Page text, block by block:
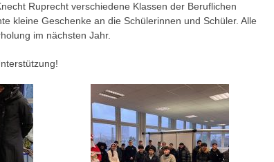
Ruprecht verschiedene Klassen der Beruflichen
kleine Geschenke an die Schülerinnen und Schüler. Alle
im nächsten Jahr.